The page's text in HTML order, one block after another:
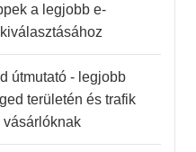
a legjobb e-
útmutató - legjobb
területén és trafik